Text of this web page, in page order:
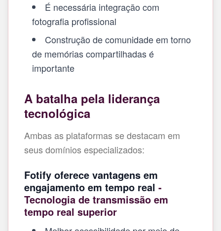
É necessária integração com
fotografia profissional
Construção de comunidade em torno
de memórias compartilhadas é
importante
A batalha pela liderança
tecnológica
Ambas as plataformas se destacam em
seus domínios especializados:
Fotify oferece vantagens em
engajamento em tempo real -
Tecnologia de transmissão em
tempo real superior